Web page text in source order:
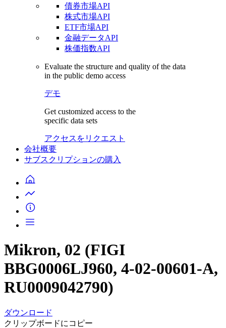
債券市場API
株式市場API
ETF市場API
金融データAPI
株価指数API
Evaluate the structure and quality of the data
in the public demo access
デモ
Get customized access to the
specific data sets
アクセスをリクエスト
会社概要
サブスクリプションの購入
Mikron, 02 (FIGI
BBG0006LJ960, 4-02-00601-A,
RU0009042790)
ダウンロード
クリップボードにコピー